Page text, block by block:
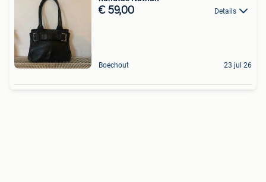
€ 59,00 Details
Boechout 23 jul 26